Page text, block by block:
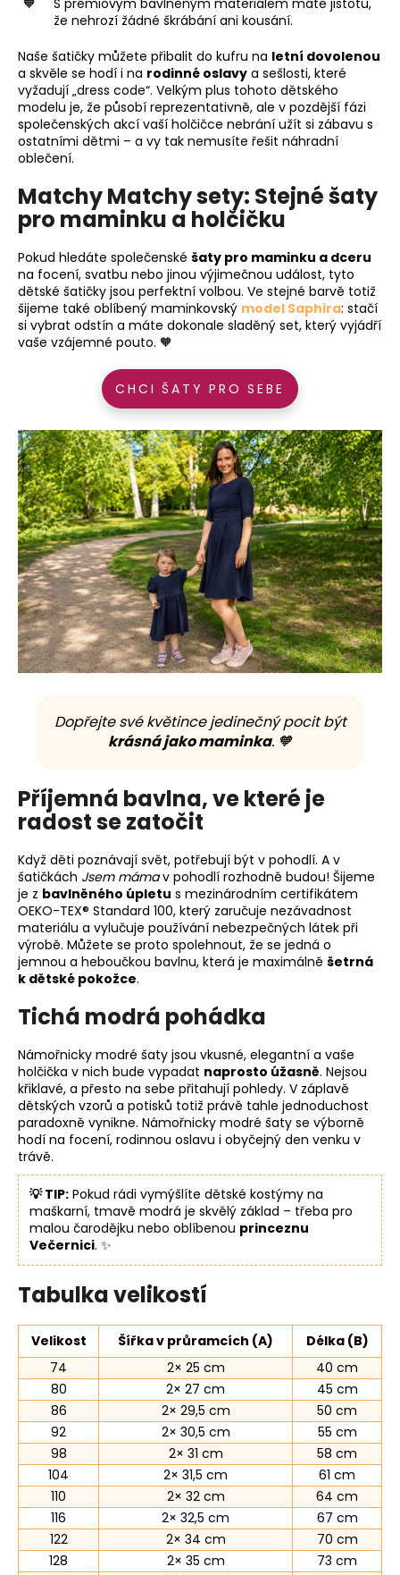
S prémiovým bavlněným materiálem máte jistotu,
že nehrozí žádné škrábání ani kousání.
Naše šatičky můžete přibalit do kufru na letní dovolenou
a skvěle se hodí i na rodinné oslavy a sešlosti, které
vyžadují „dress code“. Velkým plus tohoto dětského
modelu je, že působí reprezentativně, ale v pozdější fázi
společenských akcí vaší holčičce nebrání užít si zábavu s
ostatními dětmi – a vy tak nemusíte řešit náhradní
oblečení.
Matchy Matchy sety: Stejné šaty
pro maminku a holčičku
Pokud hledáte společenské šaty pro maminku a dceru
na focení, svatbu nebo jinou výjimečnou událost, tyto
dětské šatičky jsou perfektní volbou. Ve stejné barvě totiž
šijeme také oblíbený maminkovský model Saphira: stačí
si vybrat odstín a máte dokonale sladěný set, který vyjádří
vaše vzájemné pouto. 🧡
CHCI ŠATY PRO SEBE
Dopřejte své květince jedinečný pocit být
krásná jako maminka. 🧡
Příjemná bavlna, ve které je
radost se zatočit
Když děti poznávají svět, potřebují být v pohodlí. A v
šatičkách Jsem mámav pohodlí rozhodně budou! Šijeme
je z bavlněného úpletu s mezinárodním certifikátem
OEKO-TEX® Standard 100, který zaručuje nezávadnost
materiálu a vylučuje používání nebezpečných látek při
výrobě. Můžete se proto spolehnout, že se jedná o
jemnou a heboučkou bavlnu, která je maximálně šetrná
k dětské pokožce.
Tichá modrá pohádka
Námořnicky modré šaty jsou vkusné, elegantní a vaše
holčička v nich bude vypadat naprosto úžasně. Nejsou
křiklavé, a přesto na sebe přitahují pohledy. V záplavě
dětských vzorů a potisků totiž právě tahle jednoduchost
paradoxně vynikne. Námořnicky modré šaty se výborně
hodí na focení, rodinnou oslavu i obyčejný den venku v
trávě.
💡 TIP: Pokud rádi vymýšlíte dětské kostýmy na
maškarní, tmavě modrá je skvělý základ – třeba pro
malou čarodějku nebo oblíbenou princeznu
Večernici. ✨
Tabulka velikostí
Velikost Šířka v průramcích (A)
Délka (B)
74
2× 25 cm
40 cm
80
2× 27 cm
45 cm
86
2× 29,5 cm
50 cm
92
2× 30,5 cm
55 cm
98
2× 31 cm
58 cm
104
2× 31,5 cm
61 cm
110
2× 32 cm
64 cm
116
2× 32,5 cm
67 cm
122
2× 34 cm
70 cm
128
2× 35 cm
73 cm